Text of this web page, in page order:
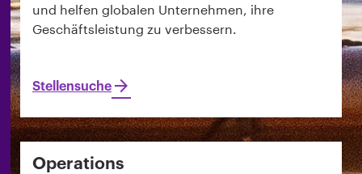
und helfen globalen Unternehmen, ihre
Geschäftsleistung zu verbessern.
Stellensuche
Operations